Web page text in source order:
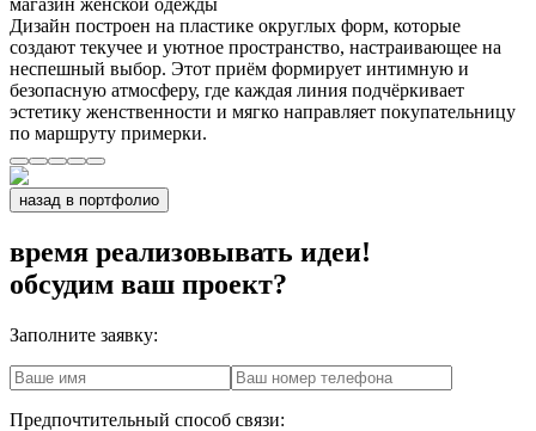
Дизайн построен на пластике округлых форм, которые
создают текучее и уютное пространство, настраивающее на
неспешный выбор. Этот приём формирует интимную и
безопасную атмосферу, где каждая линия подчёркивает
эстетику женственности и мягко направляет покупательницу
по маршруту примерки.
назад в портфолио
время реализовывать идеи!
обсудим ваш проект?
Заполните заявку:
Предпочтительный способ связи: